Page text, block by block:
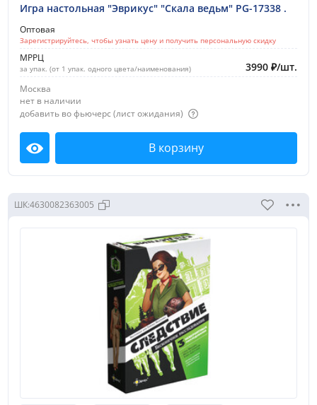
Игра настольная "Эврикус" "Скала ведьм" PG-17338 .
Оптовая
Зарегистрируйтесь, чтобы узнать цену и получить персональную скидку
МРРЦ
за упак. (от 1 упак. одного цвета/наименования) 3990 ₽/шт.
Москва
нет в наличии
добавить во фьючерс (лист ожидания)
Посмотреть В корзину
ШК:4630082363005